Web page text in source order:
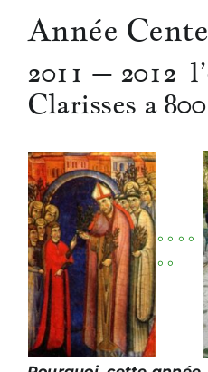
Qui sommes-nous ?
Notre vie
Informations pratiques
Nous écrire
Année
2011 – 2012
Clarisses a
° ° ° °
° °